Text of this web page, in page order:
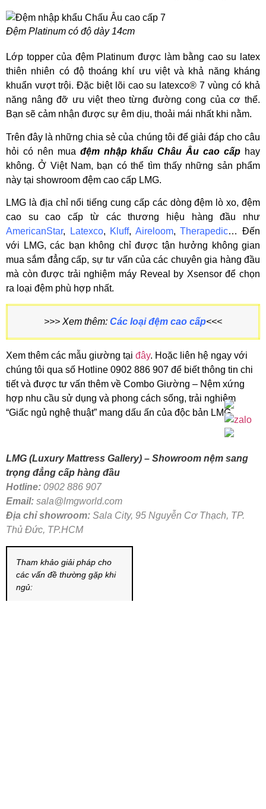
Đệm Platinum có độ dày 14cm
Lớp topper của đệm Platinum được làm bằng cao su latex
thiên nhiên có độ thoáng khí ưu việt và khả năng kháng
khuẩn vượt trội. Đặc biệt lõi cao su latexco® 7 vùng có khả
năng nâng đỡ ưu việt theo từng đường cong của cơ thể.
Bạn sẽ cảm nhận được sự êm dịu, thoải mái nhất khi nằm.
Trên đây là những chia sẻ của chúng tôi để giải đáp cho câu
hỏi có nên mua đệm nhập khẩu Châu Âu cao cấp hay
không. Ở Việt Nam, bạn có thể tìm thấy những sản phẩm
này tại showroom đệm cao cấp LMG.
LMG là địa chỉ nổi tiếng cung cấp các dòng đệm lò xo, đệm
cao su cao cấp từ các thương hiệu hàng đầu như
AmericanStar, Latexco, Kluff, Aireloom,Therapedic… Đến
với LMG, các bạn không chỉ được tận hưởng không gian
mua sắm đẳng cấp, sự tư vấn của các chuyên gia hàng đầu
mà còn được trải nghiệm máy Reveal by Xsensor để chọn
ra loại đệm phù hợp nhất.
>>> Xem thêm: Các loại đệm cao cấp<<<
Xem thêm các mẫu giường tại đây. Hoặc liên hệ ngay với
chúng tôi qua số Hotline 0902 886 907 để biết thông tin chi
tiết và được tư vấn thêm về Combo Giường – Nệm xứng
hợp nhu cầu sử dụng và phong cách sống, trải nghiệm
“Giấc ngủ nghệ thuật” mang dấu ấn của độc bản LMG
LMG (Luxury Mattress Gallery) – Showroom nệm sang
trọng đẳng cấp hàng đầu
Hotline: 0902 886 907
Email: sala@lmgworld.com
Địa chỉ showroom: Sala City, 95 Nguyễn Cơ Thạch, TP.
Thủ Đức, TP.HCM
Tham khảo giải pháp cho
các vấn đề thường gặp khi
ngủ: